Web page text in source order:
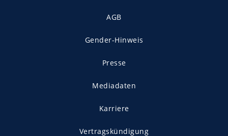
AGB
Gender-Hinweis
Presse
Mediadaten
Karriere
Vertragskündigung